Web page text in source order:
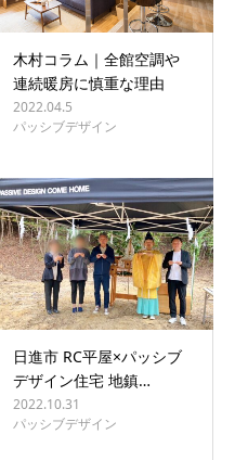
木村コラム｜全館空調や
連続暖房に慎重な理由
2022.04.5
パッシブデザイン
日進市 RC平屋×パッシブ
デザイン住宅 地鎮…
2022.10.31
パッシブデザイン